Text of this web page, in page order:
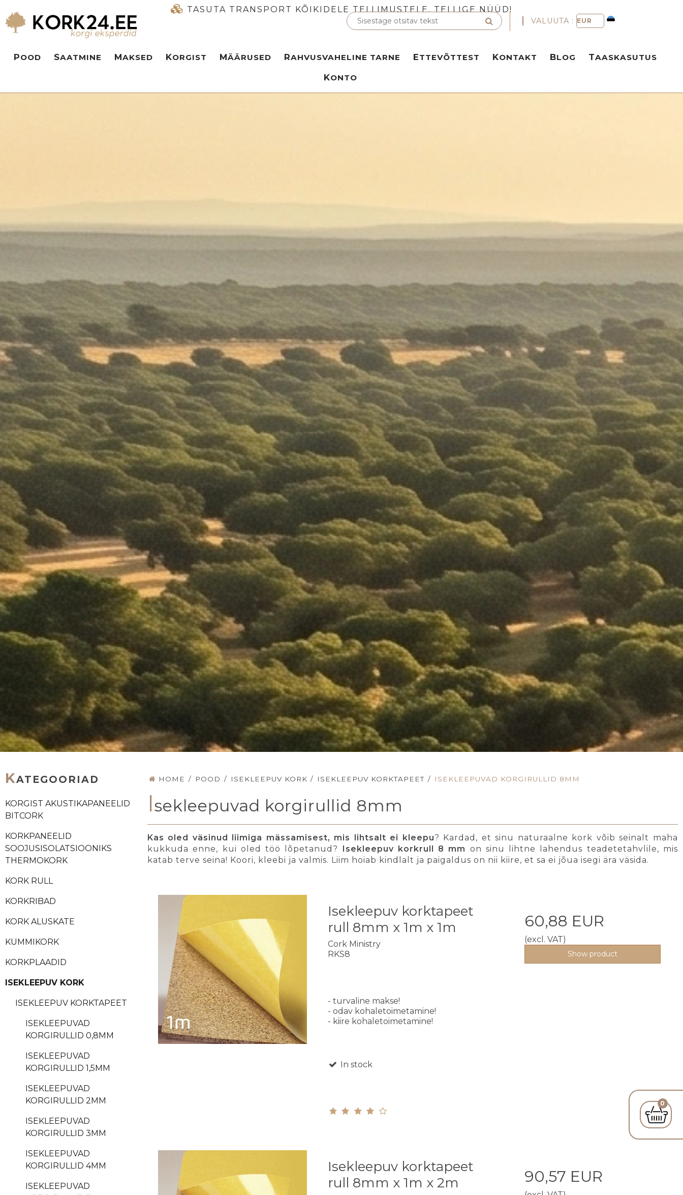
TASUTA TRANSPORT KÕIKIDELE TELLIMUSTELE. TELLIGE NÜÜD!
0
VALUUTA :
POOD SAATMINE MAKSED KORGIST MÄÄRUSED RAHVUSVAHELINE TARNE ETTEVÕTTEST KONTAKT BLOG TAASKASUTUS
KONTO
KATEGOORIAD
KORGIST AKUSTIKAPANEELID
BITCORK
KORKPANEELID
SOOJUSISOLATSIOONIKS
THERMOKORK
KORK RULL
KORKRIBAD
KORK ALUSKATE
KUMMIKORK
KORKPLAADID
ISEKLEEPUV KORK
ISEKLEEPUV KORKTAPEET
ISEKLEEPUVAD
KORGIRULLID 0,8MM
ISEKLEEPUVAD
KORGIRULLID 1,5MM
ISEKLEEPUVAD
KORGIRULLID 2MM
ISEKLEEPUVAD
KORGIRULLID 3MM
ISEKLEEPUVAD
KORGIRULLID 4MM
ISEKLEEPUVAD
HOME / POOD / ISEKLEEPUV KORK / ISEKLEEPUV KORKTAPEET / ISEKLEEPUVAD KORGIRULLID 8MM
Isekleepuvad korgirullid 8mm
Kas oled väsinud liimiga mässamisest, mis lihtsalt ei kleepu? Kardad, et sinu naturaalne kork võib seinalt maha
kukkuda enne, kui oled töö lõpetanud?
Isekleepuv korkrull 8 mm on sinu lihtne lahendus teadetetahvlile, mis
katab terve seina! Koori, kleebi ja valmis. Liim hoiab kindlalt ja paigaldus on nii kiire, et sa ei jõua isegi ära väsida.
Isekleepuv korktapeet
rull 8mm x 1m x 1m
Cork Ministry
RKS8
- turvaline makse!
- odav kohaletoimetamine!
- kiire kohaletoimetamine!
In stock
60,88 EUR
(excl. VAT)
Show product
Isekleepuv korktapeet
rull 8mm x 1m x 2m
90,57 EUR